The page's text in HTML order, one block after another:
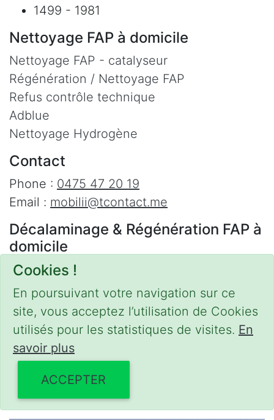
Cookies !
En poursuivant votre navigation sur ce
site, vous acceptez l’utilisation de Cookies
utilisés pour les statistiques de visites. En
savoir plus
ACCEPTER
1499 - 1981
Nettoyage FAP à domicile
Nettoyage FAP - catalyseur
Régénération / Nettoyage FAP
Refus contrôle technique
Adblue
Nettoyage Hydrogène
Contact
Phone : 0475 47 20 19
Email : mobilii@tcontact.me
Décalaminage & Régénération FAP à
domicile
Interventions urgentes sur la Belgique dans
les régions suivantes :
Bruxelles, Brabant Wallon,Brabant Flamand
Hainaut ,Liège,Mons,Namur ,Anvers,
Limbourg,Flandre Occidentale